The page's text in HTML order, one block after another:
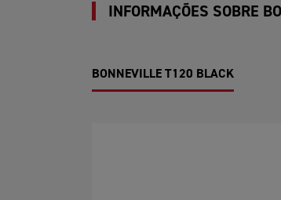
INFORMAÇÕES SOBRE
BONNEVILLE T120 BLACK